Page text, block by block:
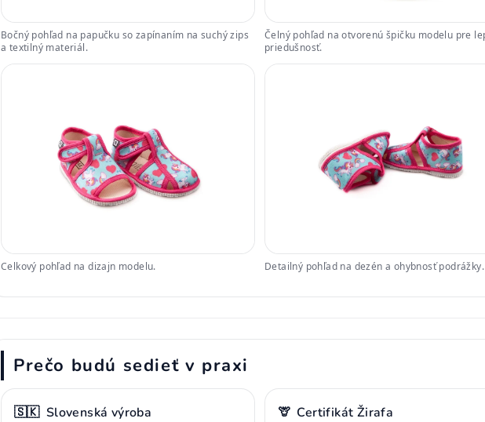
Bočný pohľad na papučku so zapínaním na suchý zips
a textilný materiál.
Čelný pohľad na otvorenú špičku modelu pre
priedušnosť.
Celkový pohľad na dizajn modelu. Detailný pohľad na dezén a ohybnosť podrážky.
Prečo budú sedieť v praxi
🇸🇰 Slovenská výroba 🦒 Certifikát Žirafa